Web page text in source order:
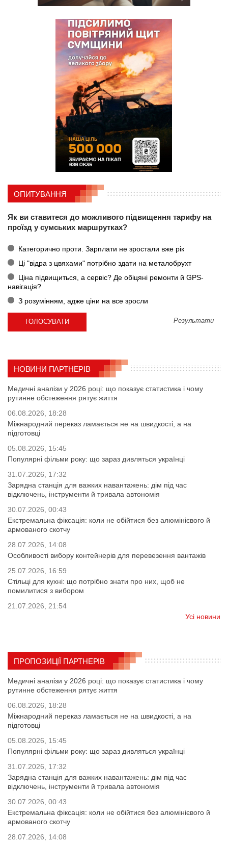
ОПИТУВАННЯ
Як ви ставитеся до можливого підвищення тарифу на
проїзд у сумських маршрутках?
Категорично проти. Зарплати не зростали вже рік
Ці "відра з цвяхами" потрібно здати на металобрухт
Ціна підвищиться, а сервіс? Де обіцяні ремонти й GPS-
навігація?
З розумінням, адже ціни на все зросли
Результати
НОВИНИ ПАРТНЕРІВ
Медичні аналізи у 2026 році: що показує статистика і чому
рутинне обстеження рятує життя
06.08.2026, 18:28
Міжнародний переказ ламається не на швидкості, а на
підготовці
05.08.2026, 15:45
Популярні фільми року: що зараз дивляться українці
31.07.2026, 17:32
Зарядна станція для важких навантажень: дім під час
відключень, інструменти й тривала автономія
30.07.2026, 00:43
Екстремальна фіксація: коли не обійтися без алюмінієвого й
армованого скотчу
28.07.2026, 14:08
Особливості вибору контейнерів для перевезення вантажів
25.07.2026, 16:59
Стільці для кухні: що потрібно знати про них, щоб не
помилитися з вибором
21.07.2026, 21:54
Усі новини
ПРОПОЗИЦІЇ ПАРТНЕРІВ
Медичні аналізи у 2026 році: що показує статистика і чому
рутинне обстеження рятує життя
06.08.2026, 18:28
Міжнародний переказ ламається не на швидкості, а на
підготовці
05.08.2026, 15:45
Популярні фільми року: що зараз дивляться українці
31.07.2026, 17:32
Зарядна станція для важких навантажень: дім під час
відключень, інструменти й тривала автономія
30.07.2026, 00:43
Екстремальна фіксація: коли не обійтися без алюмінієвого й
армованого скотчу
28.07.2026, 14:08